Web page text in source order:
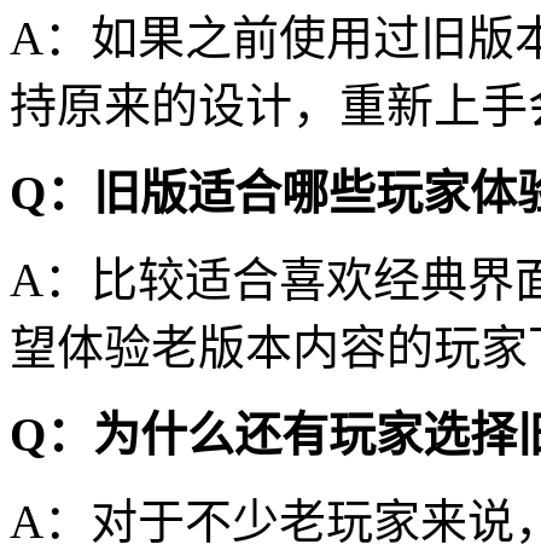
A：如果之前使用过旧版
持原来的设计，重新上手
Q：旧版适合哪些玩家体
A：比较适合喜欢经典界
望体验老版本内容的玩
Q：为什么还有玩家选择
A：对于不少老玩家来说